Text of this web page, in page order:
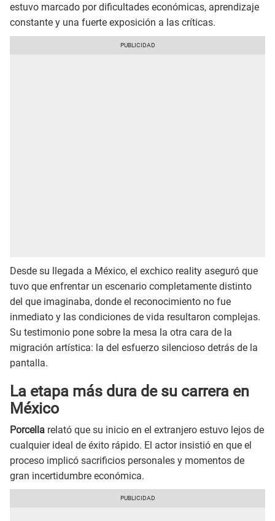
estuvo marcado por dificultades económicas, aprendizaje
constante y una fuerte exposición a las críticas.
Desde su llegada a México, el exchico reality aseguró que
tuvo que enfrentar un escenario completamente distinto
del que imaginaba, donde el reconocimiento no fue
inmediato y las condiciones de vida resultaron complejas.
Su testimonio pone sobre la mesa la otra cara de la
migración artística: la del esfuerzo silencioso detrás de la
pantalla.
La etapa más dura de su carrera en
México
Porcella relató que su inicio en el extranjero estuvo lejos de
cualquier ideal de éxito rápido. El actor insistió en que el
proceso implicó sacrificios personales y momentos de
gran incertidumbre económica.